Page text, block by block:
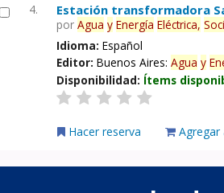
4. Estación transformadora
porAgua y Energía Eléctrica,
Idioma:Español
Editor:Buenos Aires:Agua y
Disponibilidad: Ítems
Hacer reserva Agregar